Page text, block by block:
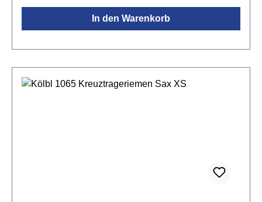
weichen Lappen nachpolieren. Das Ergebnis ist
überzeugend.Spezifikationen:Pflegemittelgeeignet
ergiebigkonserviertMenge: 125 ml
In den Warenkorb